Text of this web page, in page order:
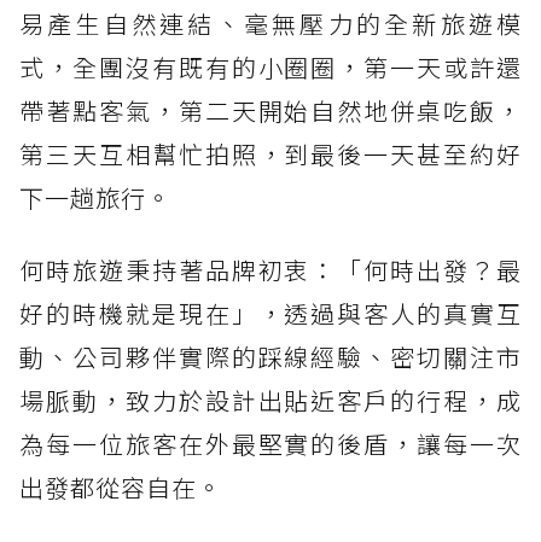
易產生自然連結、毫無壓力的全新旅遊模
式，全團沒有既有的小圈圈，第一天或許還
帶著點客氣，第二天開始自然地併桌吃飯，
第三天互相幫忙拍照，到最後一天甚至約好
下一趟旅行。
何時旅遊秉持著品牌初衷：「何時出發？最
好的時機就是現在」，透過與客人的真實互
動、公司夥伴實際的踩線經驗、密切關注市
場脈動，致力於設計出貼近客戶的行程，成
為每一位旅客在外最堅實的後盾，讓每一次
出發都從容自在。